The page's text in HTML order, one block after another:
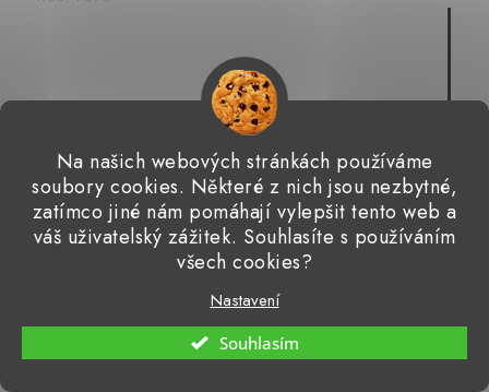
Na našich webových stránkách používáme
soubory cookies. Některé z nich jsou nezbytné,
zatímco jiné nám pomáhají vylepšit tento web a
váš uživatelský zážitek. Souhlasíte s používáním
všech cookies?
Nastavení
Souhlasím
Dárkový poukaz v hodnotě 2000,- Kč